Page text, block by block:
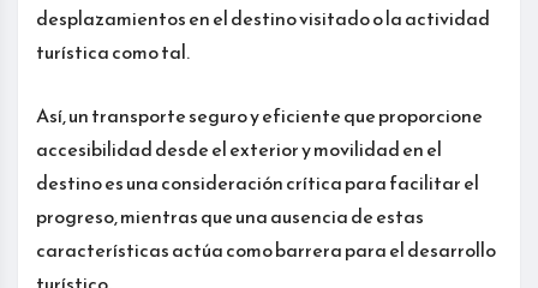
desplazamientos en el destino visitado o la actividad
turística como tal.
Así, un transporte seguro y eficiente que proporcione
accesibilidad desde el exterior y movilidad en el
destino es una consideración crítica para facilitar el
progreso, mientras que una ausencia de estas
características actúa como barrera para el desarrollo